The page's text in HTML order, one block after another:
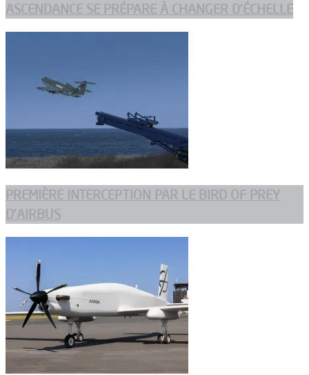
ASCENDANCE SE PRÉPARE À CHANGER D’ÉCHELLE
PREMIÈRE INTERCEPTION PAR LE BIRD OF PREY
D’AIRBUS